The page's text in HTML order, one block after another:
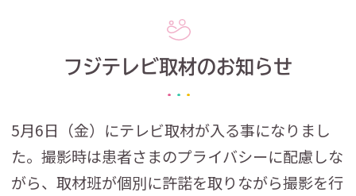
フジテレビ取材のお知らせ
5月6日（金）にテレビ取材が入る事になりまし
た。撮影時は患者さまのプライバシーに配慮しな
がら、取材班が個別に許諾を取りながら撮影を行